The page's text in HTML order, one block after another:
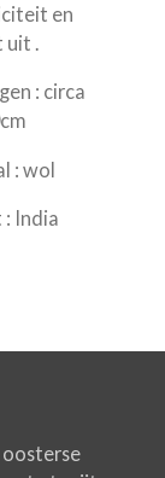
en
uit .
: circa
: wol
India
oosterse